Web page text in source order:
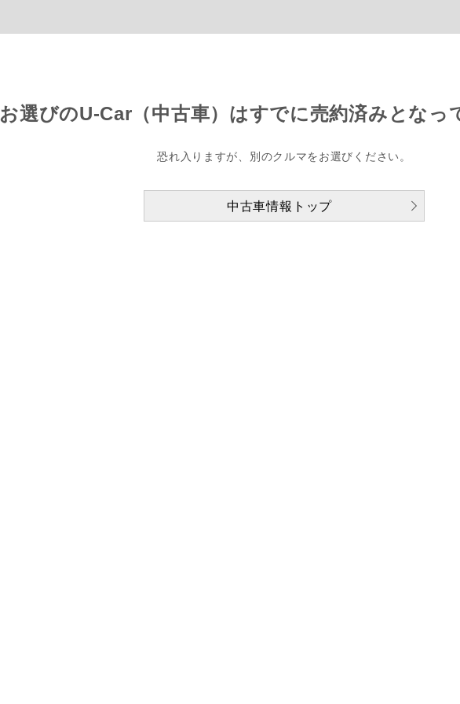
お選びのU-Car（中古車）はすでに売約済みとなっ
恐れ入りますが、別のクルマをお選びください。
中古車情報トップ